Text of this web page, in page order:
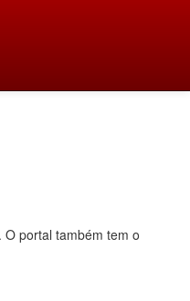
portal também tem o